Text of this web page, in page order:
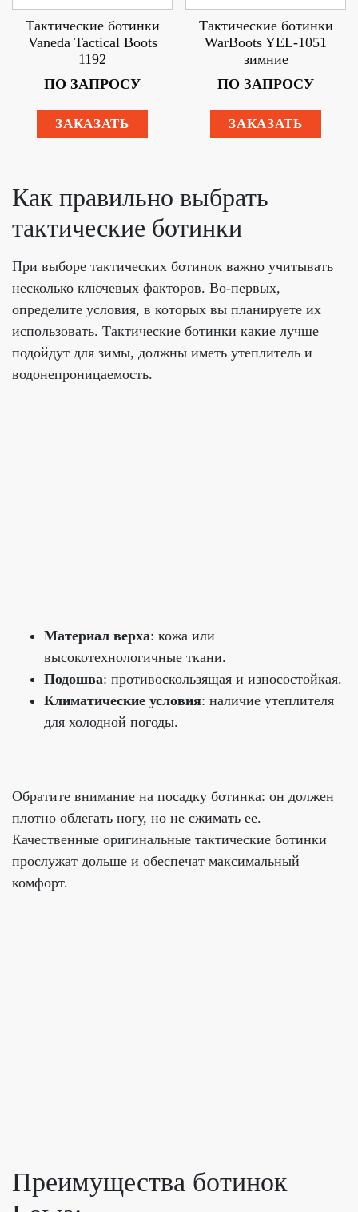
Тактические ботинки
Vaneda Tactical Boots
1192
ПО ЗАПРОСУ
ЗАКАЗАТЬ
Тактические ботинки
WarBoots YEL-1051
зимние
ПО ЗАПРОСУ
ЗАКАЗАТЬ
Как правильно выбрать
тактические ботинки
При выборе тактических ботинок важно учитывать
несколько ключевых факторов. Во-первых,
определите условия, в которых вы планируете их
использовать. Тактические ботинки какие лучше
подойдут для зимы, должны иметь утеплитель и
водонепроницаемость.
Материал верха: кожа или
высокотехнологичные ткани.
Подошва: противоскользящая и износостойкая.
Климатические условия: наличие утеплителя
для холодной погоды.
Обратите внимание на посадку ботинка: он должен
плотно облегать ногу, но не сжимать ее.
Качественные оригинальные тактические ботинки
прослужат дольше и обеспечат максимальный
комфорт.
Преимущества ботинок